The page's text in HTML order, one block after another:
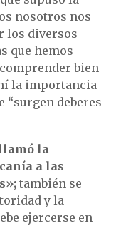
nosotros nos
los diversos
que hemos
bien
la importancia
“surgen deberes
la
a las
también se
y la
ejercerse en